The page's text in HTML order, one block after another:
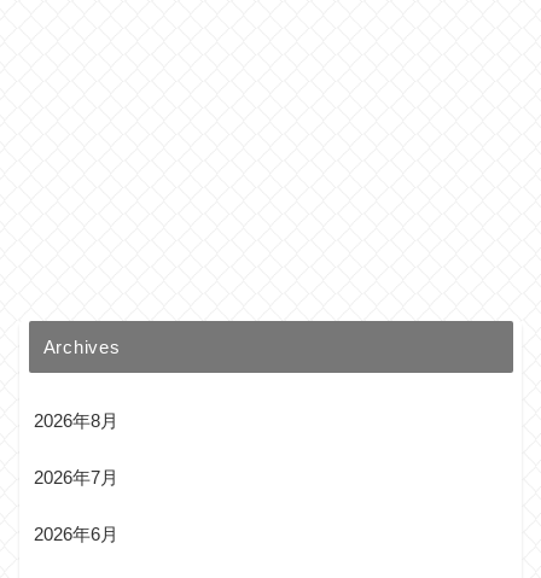
Archives
2026年8月
2026年7月
2026年6月